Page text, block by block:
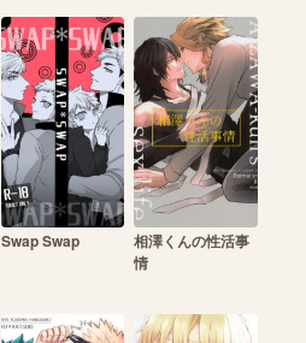
Swap Swap
相澤くんの性活事
情